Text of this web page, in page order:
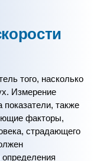
того, насколько
Измерение
также
факторы,
страдающего